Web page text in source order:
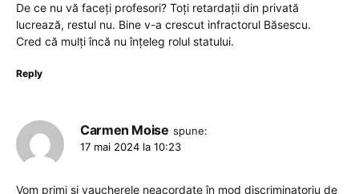
De ce nu vă faceți profesori? Toți retardații din privată
lucrează, restul nu. Bine v-a crescut infractorul Băsescu.
Cred că mulți încă nu înțeleg rolul statului.
Reply
Carmen Moise spune:
17 mai 2024 la 10:23
Vom primi și vaucherele neacordate în mod discriminatoriu de